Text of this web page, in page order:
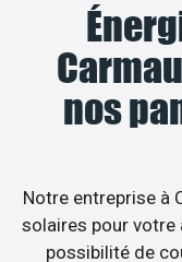
nos
Notre entreprise à
solaires pour votre
possibilité de